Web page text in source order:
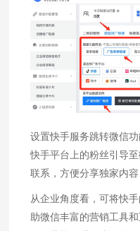
设置快手服务跳转微信
快手平台上的粉丝引导
联系，方便分享独家内容
从企业角度看，可将快
助微信丰富的营销工具